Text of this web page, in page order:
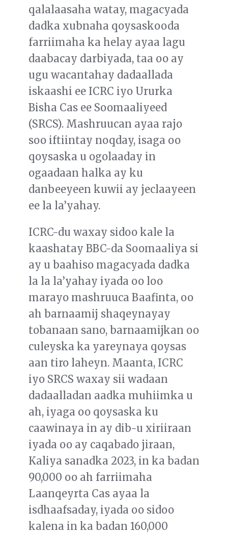
qalalaasaha watay, magacyada
dadka xubnaha qoysaskooda
farriimaha ka helay ayaa lagu
daabacay darbiyada, taa oo ay
ugu wacantahay dadaallada
iskaashi ee ICRC iyo Ururka
Bisha Cas ee Soomaaliyeed
(SRCS). Mashruucan ayaa rajo
soo iftiintay noqday, isaga oo
qoysaska u ogolaaday in
ogaadaan halka ay ku
danbeeyeen kuwii ay jeclaayeen
ee la la’yahay.
ICRC-du waxay sidoo kale la
kaashatay BBC-da Soomaaliya si
ay u baahiso magacyada dadka
la la la’yahay iyada oo loo
marayo mashruuca Baafinta, oo
ah barnaamij shaqeynayay
tobanaan sano, barnaamijkan oo
culeyska ka yareynaya qoysas
aan tiro laheyn. Maanta, ICRC
iyo SRCS waxay sii wadaan
dadaalladan aadka muhiimka u
ah, iyaga oo qoysaska ku
caawinaya in ay dib-u xiriiraan
iyada oo ay caqabado jiraan,
Kaliya sanadka 2023, in ka badan
90,000 oo ah farriimaha
Laanqeyrta Cas ayaa la
isdhaafsaday, iyada oo sidoo
kalena in ka badan 160,000